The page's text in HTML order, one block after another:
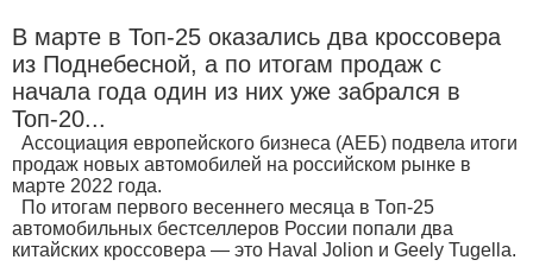
В марте в Топ-25 оказались два кроссовера
из Поднебесной, а по итогам продаж с
начала года один из них уже забрался в
Топ-20...
Ассоциация европейского бизнеса (АЕБ) подвела итоги
продаж новых автомобилей на российском рынке в
марте 2022 года.
По итогам первого весеннего месяца в Топ-25
автомобильных бестселлеров России попали два
китайских кроссовера — это Haval Jolion и Geely Tugella.